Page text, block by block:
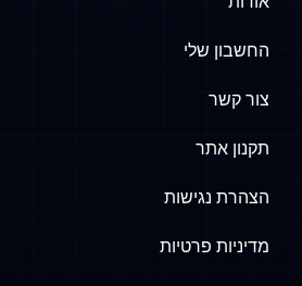
שלי
אתר
נגישות
פרטיות